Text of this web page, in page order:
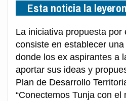
Esta noticia la
La iniciativa propuesta por
consiste en establecer
donde los ex aspirantes a
aportar sus ideas y
Plan de Desarrollo
“Conectemos Tunja con el